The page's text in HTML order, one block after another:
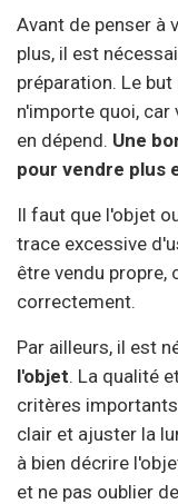
Avant de penser à
plus, il est
préparation. Le
n'importe quoi,
en dépend. Une
pour vendre plus
Il faut que l'objet
trace excessive
être vendu propre,
correctement.
Par ailleurs, il est
l'objet. La qualité
critères
clair et ajuster la
à bien décrire
et ne pas oublier